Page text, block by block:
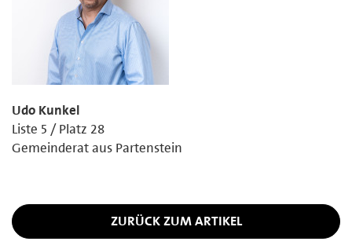
Udo Kunkel
Liste 5 / Platz 28
Gemeinderat aus Partenstein
ZURÜCK ZUM ARTIKEL